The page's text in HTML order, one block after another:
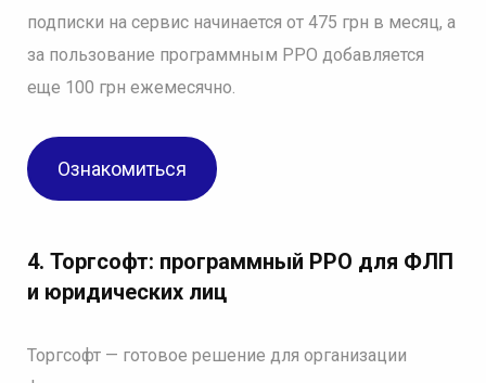
подписки на сервис начинается от 475 грн в месяц, а
за пользование программным РРО добавляется
еще 100 грн ежемесячно.
Ознакомиться
4. Торгсофт: программный РРО для ФЛП
и юридических лиц
Торгсофт — готовое решение для организации